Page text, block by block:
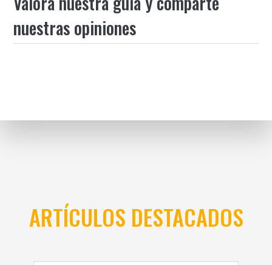
nuestras opiniones
ARTÍCULOS DESTACADOS